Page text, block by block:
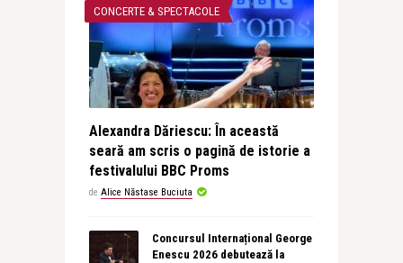
CONCERTE & SPECTACOLE
Alexandra Dăriescu: În această
seară am scris o pagină de istorie a
festivalului BBC Proms
de Alice Năstase Buciuta
Concursul Internațional George
Enescu 2026 debutează la